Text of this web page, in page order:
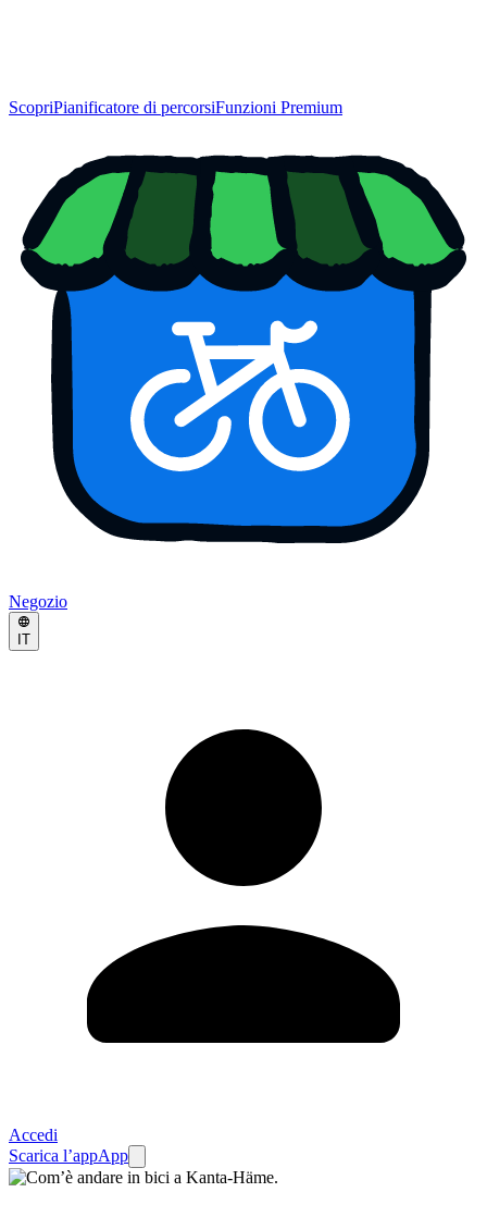
ScopriPianificatore di percorsiFunzioni Premium
Negozio
IT
Accedi
Scarica l’appApp